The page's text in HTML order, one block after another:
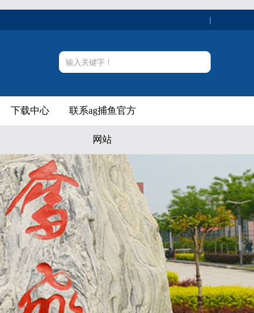
下载中心 联系ag捕鱼官方
网站